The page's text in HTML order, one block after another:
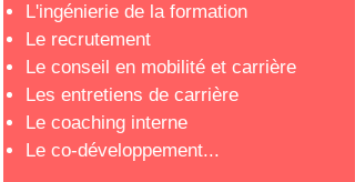
L'ingénierie de la formation
Le recrutement
Le conseil en mobilité et carrière
Les entretiens de carrière
Le coaching interne
Le co-développement...